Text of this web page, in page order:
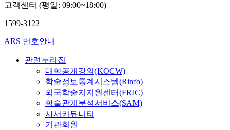
고객센터 (평일: 09:00~18:00)
1599-3122
ARS 번호안내
관련누리집
대학공개강의(KOCW)
학술정보통계시스템(Rinfo)
외국학술지지원센터(FRIC)
학술관계분석서비스(SAM)
사서커뮤니티
기관회원